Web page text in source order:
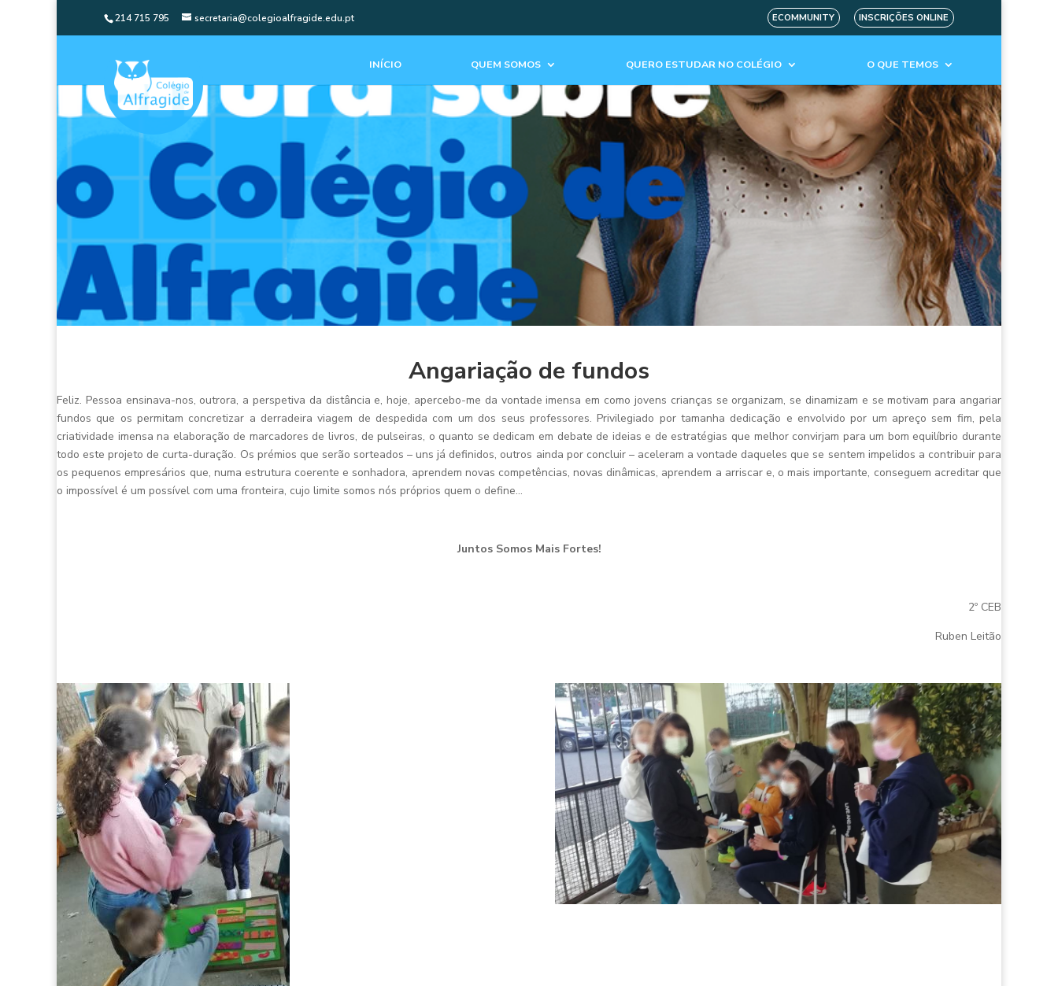
214 715 795 secretaria@colegioalfragide.edu.pt ECOMMUNITY INSCRIÇÕES ONLINE
INÍCIO QUEM SOMOS QUERO ESTUDAR NO COLÉGIO O QUE TEMOS
Angariação de fundos
Feliz. Pessoa ensinava-nos, outrora, a perspetiva da distância e, hoje, apercebo-me da vontade imensa em como jovens crianças se organizam, se dinamizam e se motivam para angariar
fundos que os permitam concretizar a derradeira viagem de despedida com um dos seus professores. Privilegiado por tamanha dedicação e envolvido por um apreço sem fim, pela
criatividade imensa na elaboração de marcadores de livros, de pulseiras, o quanto se dedicam em debate de ideias e de estratégias que melhor convirjam para um bom equilíbrio durante
todo este projeto de curta-duração. Os prémios que serão sorteados – uns já definidos, outros ainda por concluir – aceleram a vontade daqueles que se sentem impelidos a contribuir para
os pequenos empresários que, numa estrutura coerente e sonhadora, aprendem novas competências, novas dinâmicas, aprendem a arriscar e, o mais importante, conseguem acreditar que
o impossível é um possível com uma fronteira, cujo limite somos nós próprios quem o define…
Juntos Somos Mais Fortes!
2º CEB
Ruben Leitão